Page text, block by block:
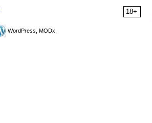
18+
WordPress, MODx.